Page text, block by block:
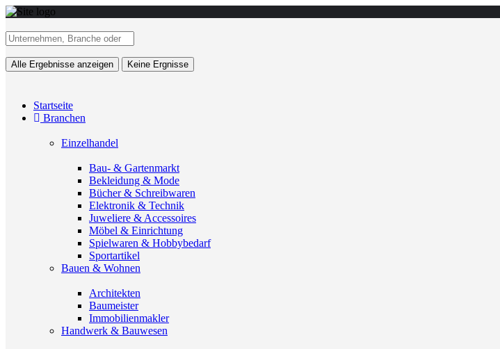
Alle Ergebnisse anzeigen Keine Ergnisse
Startseite
Branchen
Einzelhandel
Bau- & Gartenmarkt
Bekleidung & Mode
Bücher & Schreibwaren
Elektronik & Technik
Juweliere & Accessoires
Möbel & Einrichtung
Spielwaren & Hobbybedarf
Sportartikel
Bauen & Wohnen
Architekten
Baumeister
Immobilienmakler
Handwerk & Bauwesen